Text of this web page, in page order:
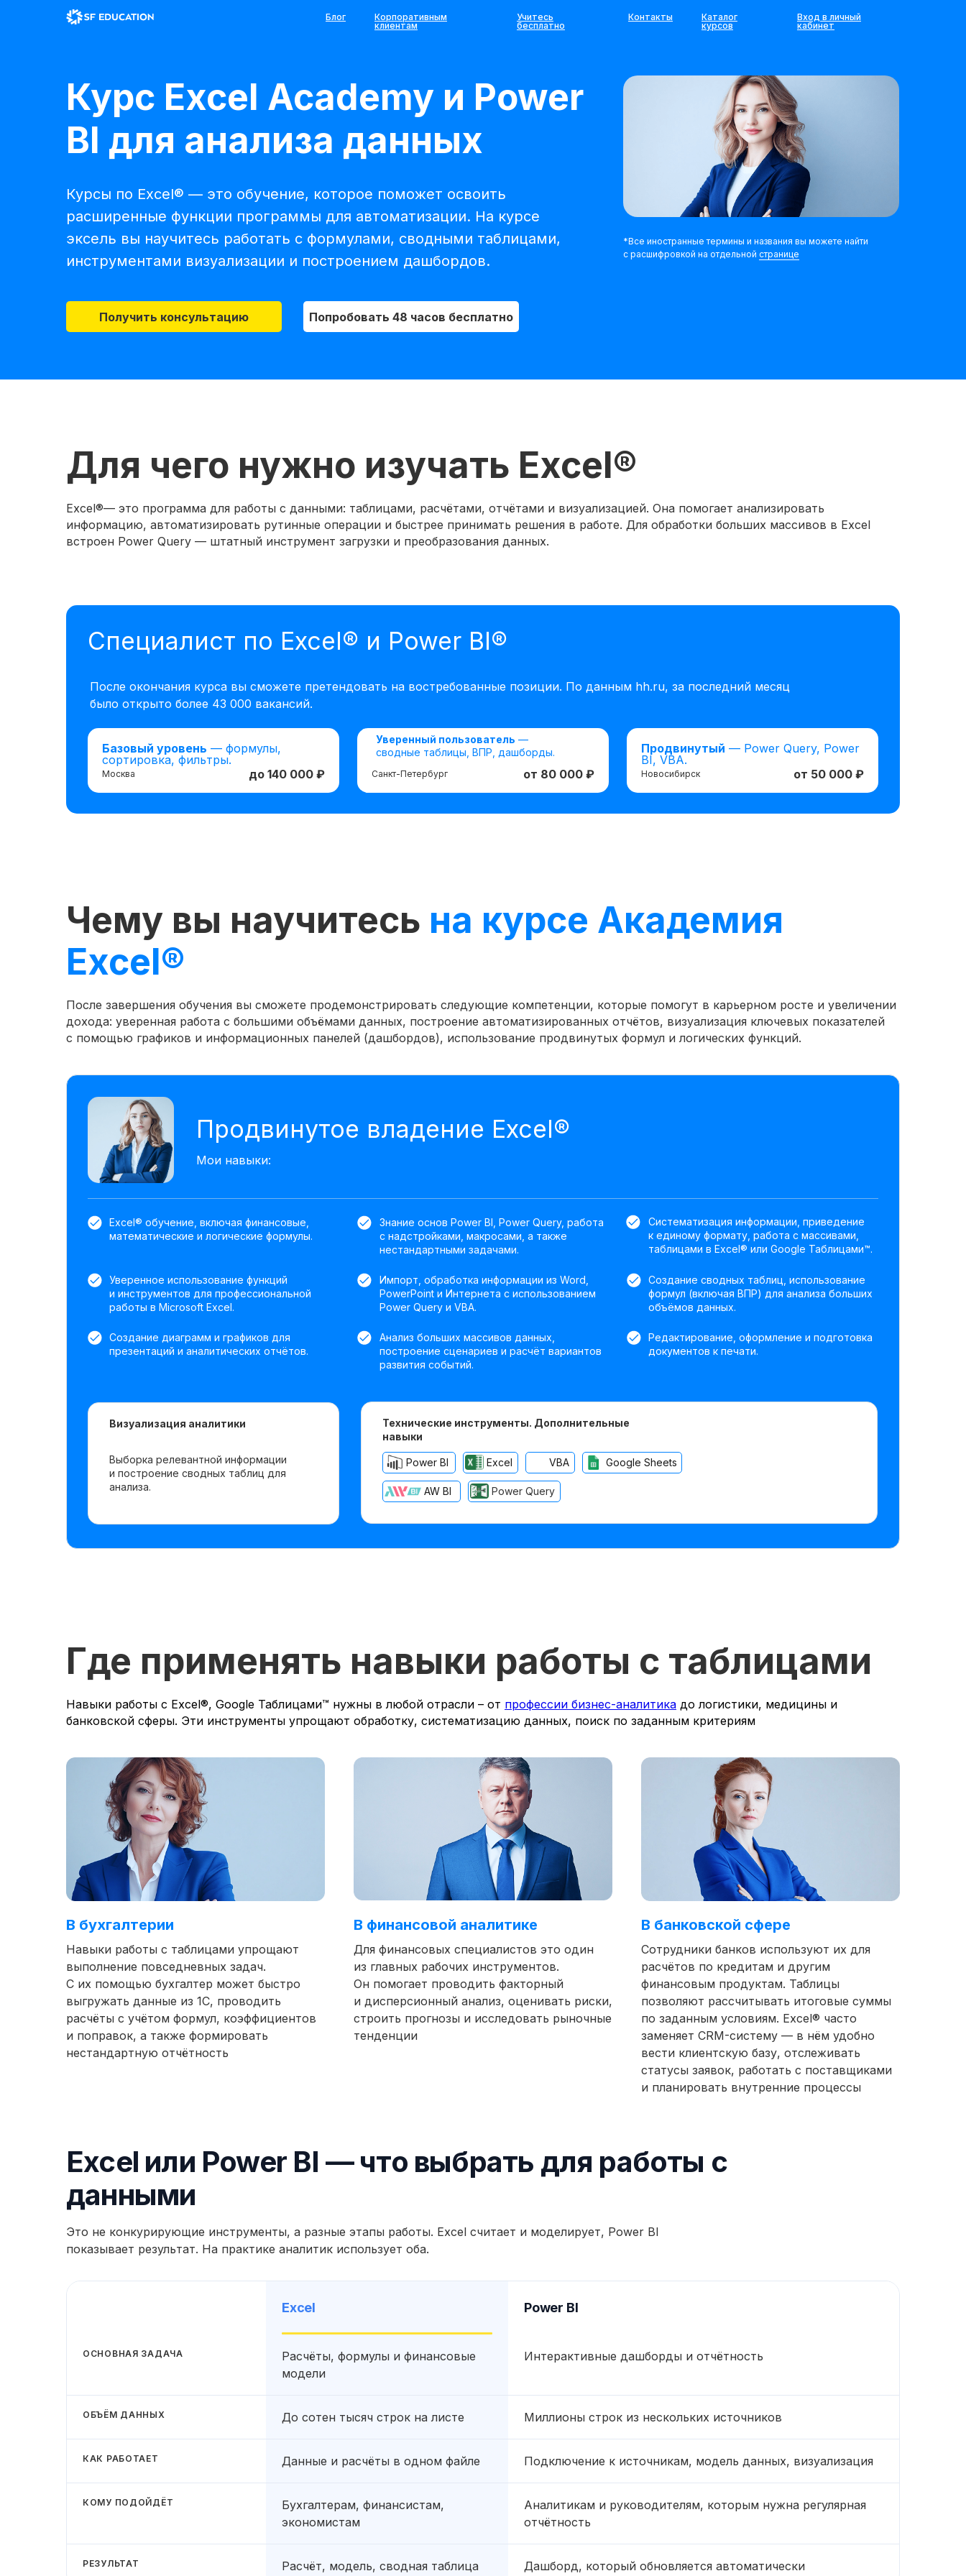
Блог
Каталог
курсов
Вход в личный
кабинет
Контакты
Корпоративным
клиентам
Учитесь
бесплатно
Курс Excel Academy и Power
BI для анализа данных
Курсы по Excel® — это обучение, которое поможет освоить
расширенные функции программы для автоматизации. На курсе
эксель вы научитесь работать с формулами, сводными таблицами,
инструментами визуализации и построением дашбордов.
*Все иностранные термины и названия вы можете найти
с расшифровкой на отдельной странице
Попробовать 48 часов бесплатно
Получить консультацию
Для чего нужно изучать Excel®
Excel®— это программа для работы с данными: таблицами, расчётами, отчётами и визуализацией. Она помогает анализировать
информацию, автоматизировать рутинные операции и быстрее принимать решения в работе. Для обработки больших массивов в Excel
встроен Power Query — штатный инструмент загрузки и преобразования данных.
Специалист по Excel® и Power BI®
После окончания курса вы сможете претендовать на востребованные позиции. По данным hh.ru, за последний месяц
было открыто более 43 000 вакансий.
Базовый уровень — формулы,
сортировка, фильтры.
до 140 000 ₽
Москва
Уверенный пользователь —
сводные таблицы, ВПР, дашборды.
от 80 000 ₽
Санкт-Петербург
Продвинутый — Power Query, Power
BI, VBA.
от 50 000 ₽
Новосибирск
Чему вы научитесь на курсе Академия
Excel®
После завершения обучения вы сможете продемонстрировать следующие компетенции, которые помогут в карьерном росте и увеличении
дохода: уверенная работа с большими объёмами данных, построение автоматизированных отчётов, визуализация ключевых показателей
с помощью графиков и информационных панелей (дашбордов), использование продвинутых формул и логических функций.
Мои навыки:
Excel® обучение, включая финансовые,
математические и логические формулы.
Продвинутое владение Excel®
Импорт, обработка информации из Word,
PowerPoint и Интернета с использованием
Power Query и VBA.
Уверенное использование функций
и инструментов для профессиональной
работы в Microsoft Excel.
Создание диаграмм и графиков для
презентаций и аналитических отчётов.
Создание сводных таблиц, использование
формул (включая ВПР) для анализа больших
объёмов данных.
Систематизация информации, приведение
к единому формату, работа с массивами,
таблицами в Excel® или Google Таблицами™.
Знание основ Power BI, Power Query, работа
с надстройками, макросами, а также
нестандартными задачами.
Редактирование, оформление и подготовка
документов к печати.
Анализ больших массивов данных,
построение сценариев и расчёт вариантов
развития событий.
Визуализация аналитики
Выборка релевантной информации
и построение сводных таблиц для
анализа.
Технические инструменты. Дополнительные
навыки
Excel
Power Query
Google Sheets
Power BI
AW BI
VBA
Где применять навыки работы с таблицами
Навыки работы с Excel®, Google Таблицами™ нужны в любой отрасли – от профессии бизнес-аналитика до логистики, медицины и
банковской сферы. Эти инструменты упрощают обработку, систематизацию данных, поиск по заданным критериям
В бухгалтерии
Навыки работы с таблицами упрощают
выполнение повседневных задач.
С их помощью бухгалтер может быстро
выгружать данные из 1С, проводить
расчёты с учётом формул, коэффициентов
и поправок, а также формировать
нестандартную отчётность
В финансовой аналитике
Для финансовых специалистов это один
из главных рабочих инструментов.
Он помогает проводить факторный
и дисперсионный анализ, оценивать риски,
строить прогнозы и исследовать рыночные
тенденции
В банковской сфере
Сотрудники банков используют их для
расчётов по кредитам и другим
финансовым продуктам. Таблицы
позволяют рассчитывать итоговые суммы
по заданным условиям. Excel® часто
заменяет CRM-систему — в нём удобно
вести клиентскую базу, отслеживать
статусы заявок, работать с поставщиками
и планировать внутренние процессы
Excel или Power BI — что выбрать для работы с
данными
Это не конкурирующие инструменты, а разные этапы работы. Excel считает и моделирует, Power BI
показывает результат. На практике аналитик использует оба.
Excel Power BI
ОСНОВНАЯ ЗАДАЧА
Расчёты, формулы и финансовые
модели
Интерактивные дашборды и отчётность
ОБЪЁМ ДАННЫХ До сотен тысяч строк на листе Миллионы строк из нескольких источников
КАК РАБОТАЕТ Данные и расчёты в одном файле Подключение к источникам, модель данных, визуализация
КОМУ ПОДОЙДЁТ
Бухгалтерам, финансистам,
экономистам
Аналитикам и руководителям, которым нужна регулярная
отчётность
РЕЗУЛЬТАТ Расчёт, модель, сводная таблица Дашборд, который обновляется автоматически